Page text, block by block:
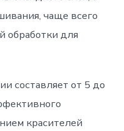
чаще всего
обработки для
составляет от 5 до
красителей